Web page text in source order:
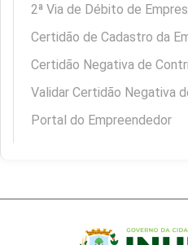
2ª Via de Débito de
Certidão de Cadastro da
Certidão Negativa de
Validar Certidão Negativa
Portal do Empreendedor